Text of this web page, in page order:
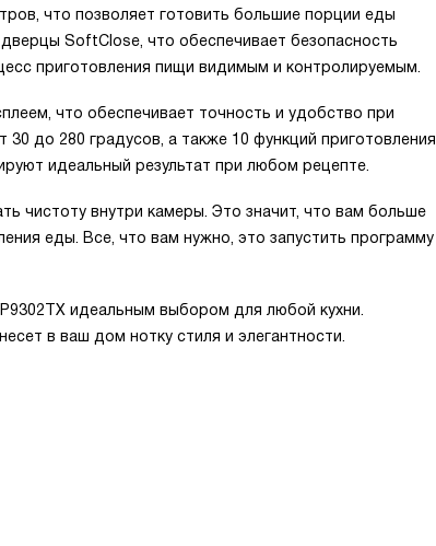
что позволяет готовить большие порции еды
SoftClose, что обеспечивает безопасность
приготовления пищи видимым и контролируемым.
что обеспечивает точность и удобство при
до 280 градусов, а также 10 функций приготовления,
идеальный результат при любом рецепте.
чистоту внутри камеры. Это значит, что вам больше
еды. Все, что вам нужно, это запустить программу
идеальным выбором для любой кухни.
в ваш дом нотку стиля и элегантности.